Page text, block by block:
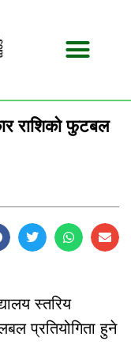
राशिको फुटबल
स्तरिय
प्रतियोगिता हुने